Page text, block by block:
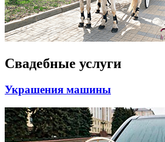
Свадебные услуги
Украшения машины